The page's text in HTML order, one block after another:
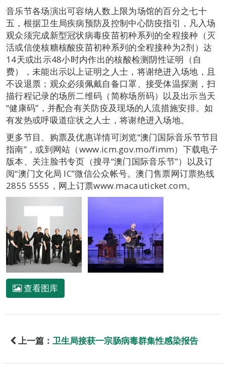
音乐节各场演出可容纳人数上限为场馆的百分之七十
五，根据卫生局疾病预防及控制中心防疫指引，凡入场
观众须完成新型冠状病毒疫苗初种系列的全程接种（灭
活或信使核糖核酸疫苗初种系列的全程接种为2剂）达
14天或出示48小时内作出的核酸检测阴性证明（自
费），未能出示以上证明之人士，将谢绝进入场地，且
不设退票；观众必须佩戴自备口罩、接受体温探测，扫
描行程记录的场所二维码（简称场所码）以及出示当天
“健康码”，并配合有关防疫及现场的人流措施安排。如
有发热或呼吸道症状之人士，将谢绝进入场地。
更多节目、购票及优惠详情可浏览“澳门国际音乐节节目
指南”，或到网站（www.icm.gov.mo/fimm）下载电子
版本、关注脸书专页（搜寻“澳门国际音乐节”）以及订
阅“澳门文化局 IC”微信公众帐号。澳门售票网订票热线
2855 5555，网上订票www.macauticket.com。
查看图库
上一篇： 卫生局接获一宗肠病毒群集性感染报告